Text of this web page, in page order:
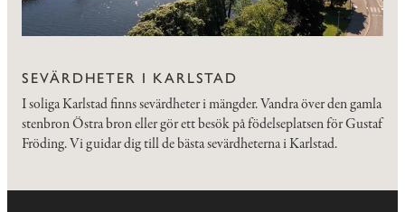
SEVÄRDHETER I KARLSTAD
I soliga Karlstad finns sevärdheter i mängder. Vandra över den gamla
stenbron Östra bron eller gör ett besök på födelseplatsen för Gustaf
Fröding. Vi guidar dig till de bästa sevärdheterna i Karlstad.